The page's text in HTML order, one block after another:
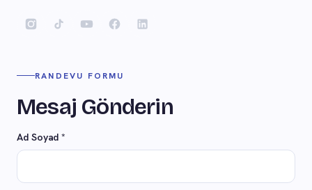
RANDEVU FORMU
Mesaj Gönderin
Ad Soyad *